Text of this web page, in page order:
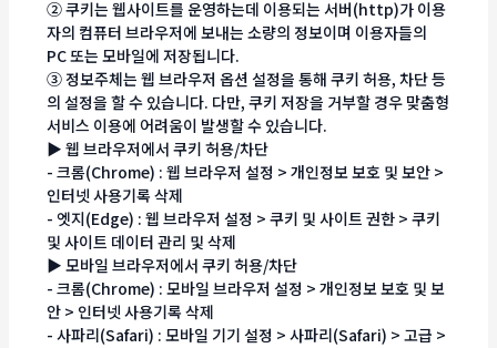
② 쿠키는 웹사이트를 운영하는데 이용되는 서버(http)가 이용
자의 컴퓨터 브라우저에 보내는 소량의 정보이며 이용자들의
PC 또는 모바일에 저장됩니다.
③ 정보주체는 웹 브라우저 옵션 설정을 통해 쿠키 허용, 차단 등
의 설정을 할 수 있습니다. 다만, 쿠키 저장을 거부할 경우 맞춤형
서비스 이용에 어려움이 발생할 수 있습니다.
▶ 웹 브라우저에서 쿠키 허용/차단
- 크롬(Chrome) : 웹 브라우저 설정 > 개인정보 보호 및 보안 >
인터넷 사용기록 삭제
- 엣지(Edge) : 웹 브라우저 설정 > 쿠키 및 사이트 권한 > 쿠키
및 사이트 데이터 관리 및 삭제
▶ 모바일 브라우저에서 쿠키 허용/차단
- 크롬(Chrome) : 모바일 브라우저 설정 > 개인정보 보호 및 보
안 > 인터넷 사용기록 삭제
- 사파리(Safari) : 모바일 기기 설정 > 사파리(Safari) > 고급 >